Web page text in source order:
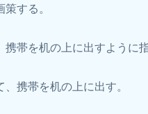
する。
帯を机の上に出すように
携帯を机の上に出す。